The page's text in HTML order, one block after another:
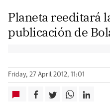
Planeta reeditará
publicación de
Friday, 27 April 2012, 11:01